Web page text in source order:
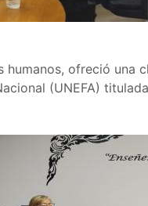
ofreció una
(UNEFA)